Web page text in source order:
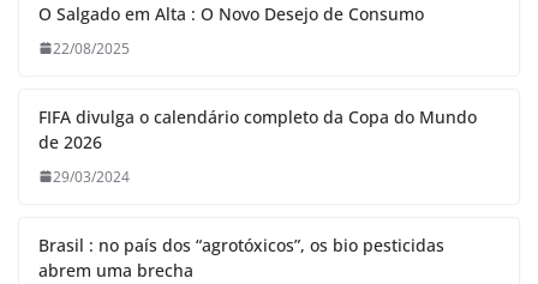
O Salgado em Alta : O Novo Desejo de Consumo
22/08/2025
FIFA divulga o calendário completo da Copa do Mundo
de 2026
29/03/2024
Brasil : no país dos “agrotóxicos”, os bio pesticidas
abrem uma brecha